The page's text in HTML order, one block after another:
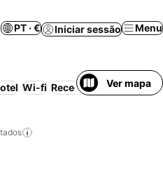
PT · € Iniciar sessão Menu
Wi-fi Receção 24 horas Ar
Ver mapa